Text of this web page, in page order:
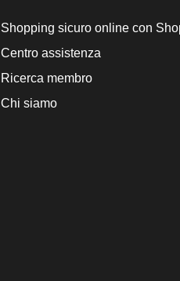
Shopping sicuro online con
Centro assistenza
Ricerca membro
Chi siamo